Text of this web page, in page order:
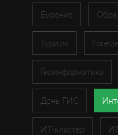
Бурение
Туризм
Геоинформатика
День ГИС
ИТ-кластер